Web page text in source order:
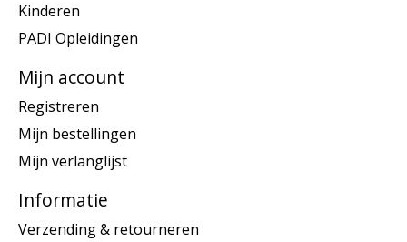
Kinderen
PADI Opleidingen
Mijn account
Registreren
Mijn bestellingen
Mijn verlanglijst
Informatie
Verzending & retourneren